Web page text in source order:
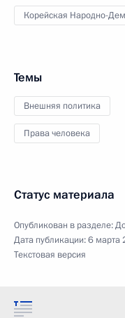
Корейская Народно-
Темы
Внешняя политика
Права человека
Статус материала
Опубликован в разделе:
Дата публикации:6 марта
Текстовая версия